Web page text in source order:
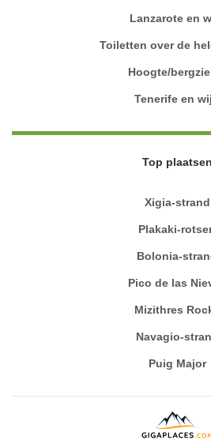
Lanzarote en
Toiletten over de
Hoogte/
Tenerife en
Top plaatsen
Xigia-strand
Plakaki-
Bolonia-
Pico de las
Mizithres
Navagio-
Puig Major